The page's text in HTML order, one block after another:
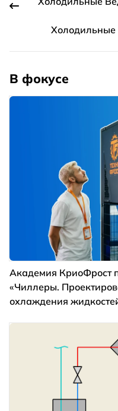
Холодильные
В фокусе
Академия КриоФрост
«Чиллеры.
охлаждения